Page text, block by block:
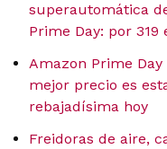
superautomática
Prime Day: por 319
Amazon Prime
mejor precio es
rebajadísima hoy
Freidoras de aire,